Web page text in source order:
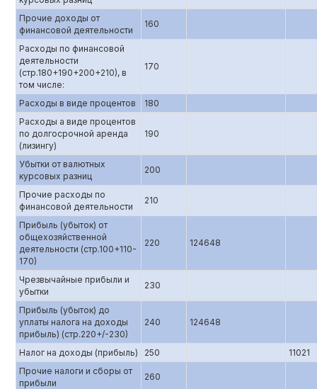
Прочие доходы от
финансовой деятельности
160
Расходы по финансовой
деятельности
(стр.180+190+200+210), в
том числе:
170
Расходы в виде процентов
180
Расходы а виде процентов
по долгосрочной аренда
(лизингу)
190
Убытки от валютных
курсовых разниц
200
Прочие расходы по
финансовой деятельности
210
Прибыль (убыток) от
общехозяйственной
деятельности (стр.100+110-
170)
220 124648
Чрезвычайные прибыли и
убытки
230
Прибыль (убыток) до
уплаты налога на доходы
прибыль) (стр.220+/-230)
240 124648
Налог на доходы (прибыль) 250
11021
Прочие налоги и сборы от
прибыли
260